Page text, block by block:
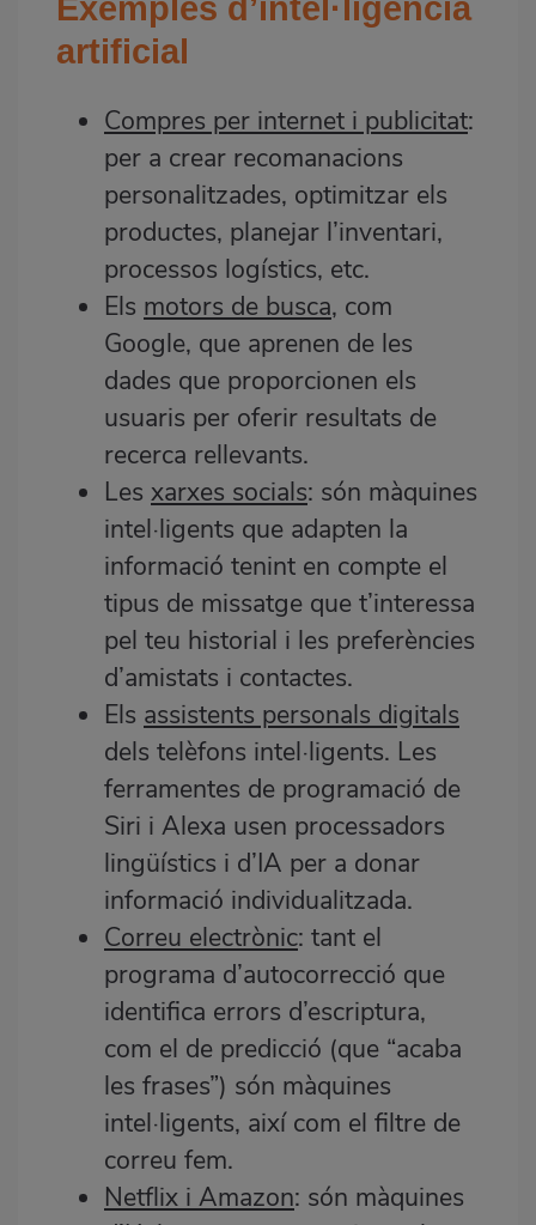
Exemples d’intel·ligència
artificial
Compres per internet i publicitat:
per a crear recomanacions
personalitzades, optimitzar els
productes, planejar l’inventari,
processos logístics, etc.
Els motors de busca, com
Google, que aprenen de les
dades que proporcionen els
usuaris per oferir resultats de
recerca rellevants.
Les xarxes socials: són màquines
intel·ligents que adapten la
informació tenint en compte el
tipus de missatge que t’interessa
pel teu historial i les preferències
d’amistats i contactes.
Els assistents personals digitals
dels telèfons intel·ligents. Les
ferramentes de programació de
Siri i Alexa usen processadors
lingüístics i d’IA per a donar
informació individualitzada.
Correu electrònic: tant el
programa d’autocorrecció que
identifica errors d’escriptura,
com el de predicció (que “acaba
les frases”) són màquines
intel·ligents, així com el filtre de
correu fem.
Netflix i Amazon: són màquines